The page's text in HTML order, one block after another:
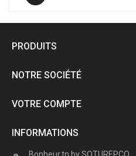
PRODUITS
NOTRE SOCIÉTÉ
VOTRE COMPTE
INFORMATIONS